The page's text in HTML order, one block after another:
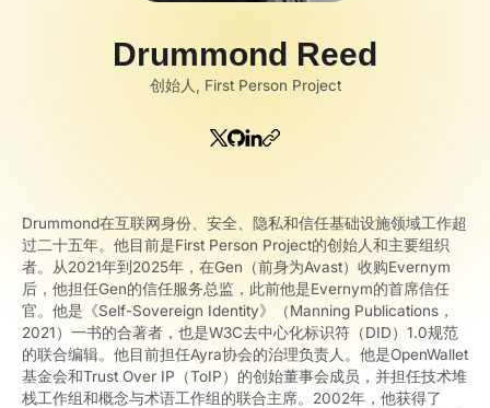
Drummond Reed
创始人, First Person Project
Drummond在互联网身份、安全、隐私和信任基础设施领域工作超
过二十五年。他目前是First Person Project的创始人和主要组织
者。从2021年到2025年，在Gen（前身为Avast）收购Evernym
后，他担任Gen的信任服务总监，此前他是Evernym的首席信任
官。他是《Self-Sovereign Identity》（Manning Publications，
2021）一书的合著者，也是W3C去中心化标识符（DID）1.0规范
的联合编辑。他目前担任Ayra协会的治理负责人。他是OpenWallet
基金会和Trust Over IP（ToIP）的创始董事会成员，并担任技术堆
栈工作组和概念与术语工作组的联合主席。2002年，他获得了